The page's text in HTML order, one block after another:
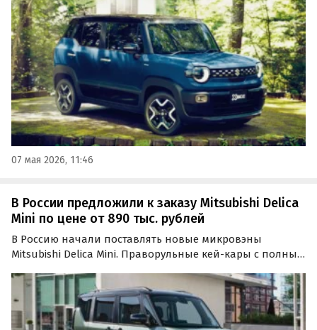
широкие возможности трансформации салона и
полный привод, а цены на него на одном из
классифайдов…
07 мая 2026, 11:46
В России предложили к заказу Mitsubishi Delica
Mini по цене от 890 тыс. рублей
В Россию начали поставлять новые микровэны
Mitsubishi Delica Mini. Праворульные кей-кары с полным
из Японии по цене от 890 000 рублей, выяснили
«Автоновости дня».